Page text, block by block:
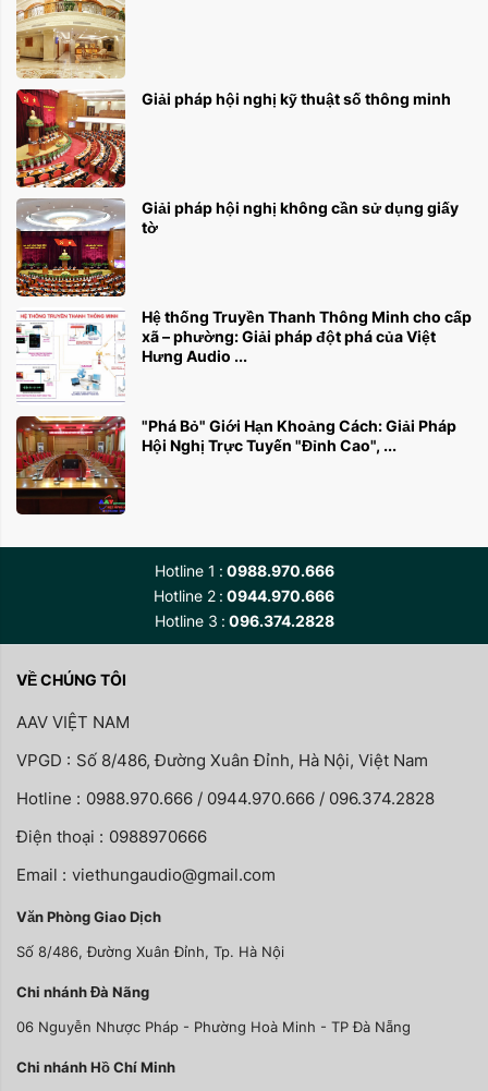
Giải pháp hội nghị kỹ thuật số thông minh
Giải pháp hội nghị không cần sử dụng giấy
tờ
Hệ thống Truyền Thanh Thông Minh cho cấp
xã – phường: Giải pháp đột phá của Việt
Hưng Audio ...
"Phá Bỏ" Giới Hạn Khoảng Cách: Giải Pháp
Hội Nghị Trực Tuyến "Đỉnh Cao", ...
Hotline 1
0988.970.666
Hotline 2 0944.970.666
Hotline 3
096.374.2828
VỀ CHÚNG TÔI
AAV VIỆT NAM
VPGD : Số 8/486, Đường Xuân Đỉnh, Hà Nội, Việt Nam
Hotline : 0988.970.666 / 0944.970.666 / 096.374.2828
Điện thoại : 0988970666
Email : viethungaudio@gmail.com
Văn Phòng Giao Dịch
Số 8/486, Đường Xuân Đỉnh, Tp. Hà Nội
Chi nhánh Đà Nãng
06 Nguyễn Nhược Pháp - Phường Hoà Minh - TP Đà Nẵng
Chi nhánh Hồ Chí Minh